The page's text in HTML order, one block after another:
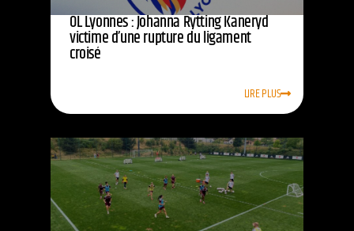
OL Lyonnes : Johanna Rytting Kaneryd
victime d’une rupture du ligament
croisé
LIRE PLUS